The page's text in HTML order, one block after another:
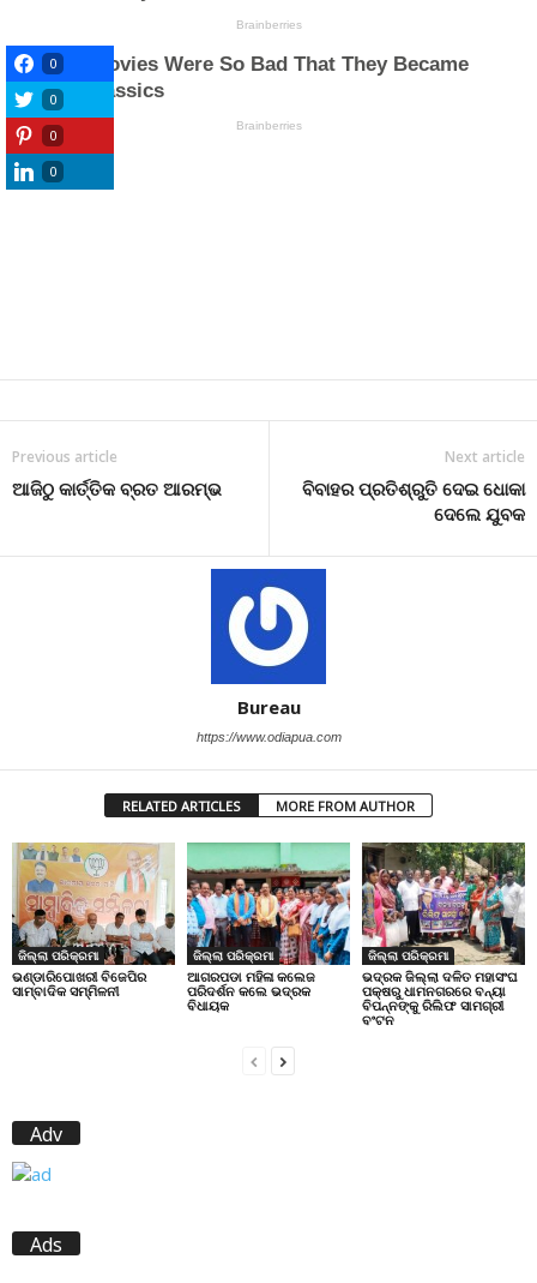
Previous article
ଆଜିଠୁ କାର୍ତ୍ତିକ ବ୍ରତ ଆରମ୍ଭ
Next article
ବିବାହର ପ୍ରତିଶ୍ରୁତି ଦେଇ ଧୋକା
ଦେଲେ ଯୁବକ
Bureau
https://www.odiapua.com
RELATED ARTICLES MORE FROM AUTHOR
ଜିଲ୍ଲା ପରିକ୍ରମା
ଭଣ୍ଡାରିପୋଖରୀ ବିଜେପିର
ସାମ୍ବାଦିକ ସମ୍ମିଳନୀ
ଜିଲ୍ଲା ପରିକ୍ରମା
ଆଗରପଡା ମହିଳା କଲେଜ
ପରିଦର୍ଶନ କଲେ ଭଦ୍ରକ
ବିଧାୟକ
ଜିଲ୍ଲା ପରିକ୍ରମା
ଭଦ୍ରକ ଜିଲ୍ଲା ଦଳିତ ମହାସଂଘ
ପକ୍ଷରୁ ଧାମନଗରରେ ବନ୍ୟା
ବିପନ୍ନଙ୍କୁ ରିଲିଫ ସାମଗ୍ରୀ
ବଂଟନ
Adv
Ads
0
0
0
0